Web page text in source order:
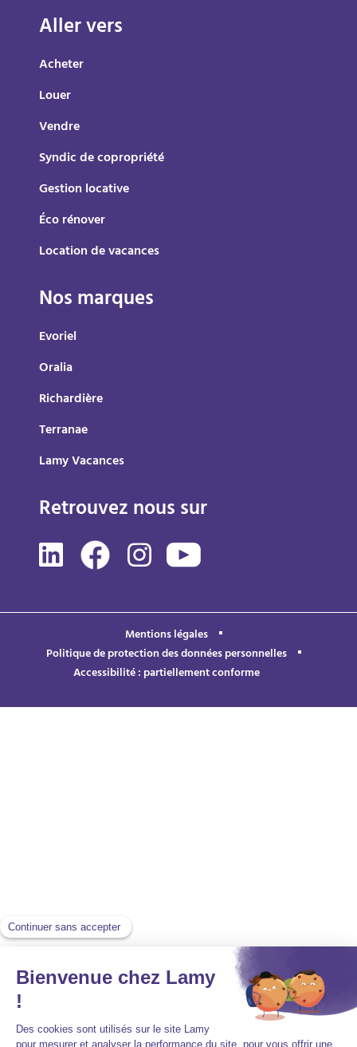
Aller vers
Acheter
Louer
Vendre
Syndic de copropriété
Gestion locative
Éco rénover
Location de vacances
Nos marques
Evoriel
Oralia
Richardière
Terranae
Lamy Vacances
Retrouvez nous sur
Mentions légales
Politique de protection des données personnelles
Accessibilité : partiellement conforme